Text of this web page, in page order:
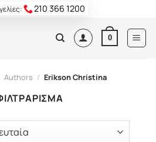
210 366 1200
0
Authors / Erikson Christina